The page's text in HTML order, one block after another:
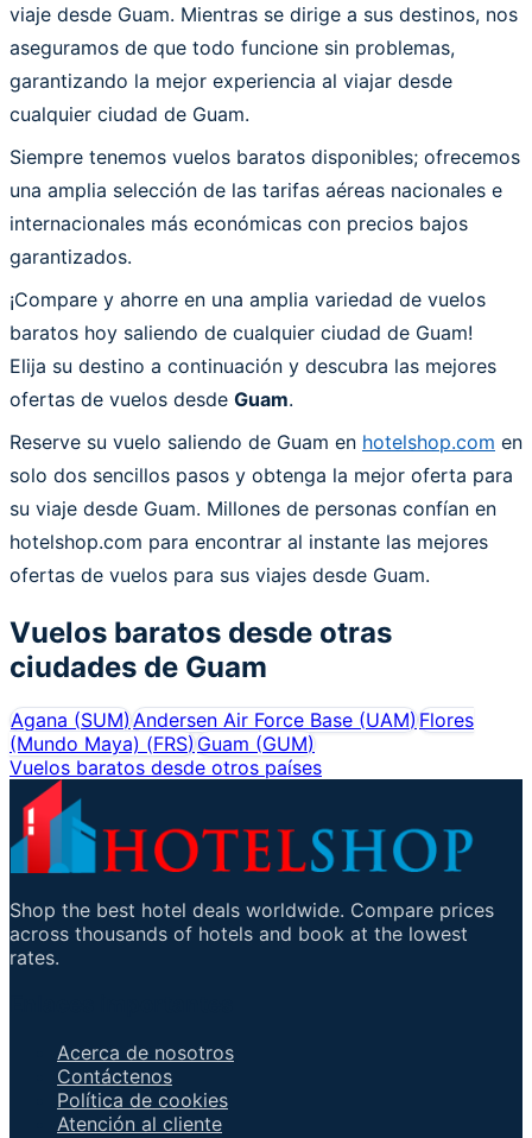
viaje desde Guam. Mientras se dirige a sus destinos, nos
aseguramos de que todo funcione sin problemas,
garantizando la mejor experiencia al viajar desde
cualquier ciudad de Guam.
Siempre tenemos vuelos baratos disponibles; ofrecemos
una amplia selección de las tarifas aéreas nacionales e
internacionales más económicas con precios bajos
garantizados.
¡Compare y ahorre en una amplia variedad de vuelos
baratos hoy saliendo de cualquier ciudad de Guam!
Elija su destino a continuación y descubra las mejores
ofertas de vuelos desde Guam.
Reserve su vuelo saliendo de Guam en hotelshop.com en
solo dos sencillos pasos y obtenga la mejor oferta para
su viaje desde Guam. Millones de personas confían en
hotelshop.com para encontrar al instante las mejores
ofertas de vuelos para sus viajes desde Guam.
Vuelos baratos desde otras
ciudades de Guam
Agana (SUM)Andersen Air Force Base (UAM)Flores
(Mundo Maya) (FRS)Guam (GUM)
Vuelos baratos desde otros países
Shop the best hotel deals worldwide. Compare prices
across thousands of hotels and book at the lowest
rates.
Acerca de nosotros
Contáctenos
Política de cookies
Atención al cliente